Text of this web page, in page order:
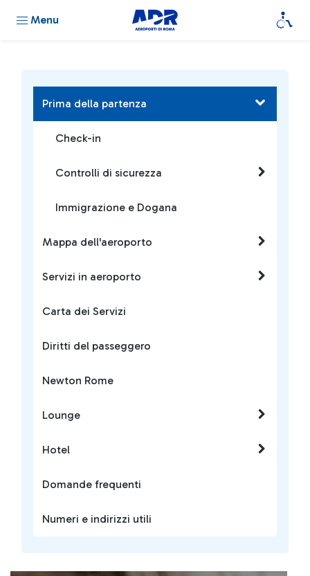
Menu
Prima della partenza
Check-in
Controlli di sicurezza
Immigrazione e Dogana
Mappa dell'aeroporto
Servizi in aeroporto
Carta dei Servizi
Diritti del passeggero
Newton Rome
Lounge
Hotel
Domande frequenti
Numeri e indirizzi utili